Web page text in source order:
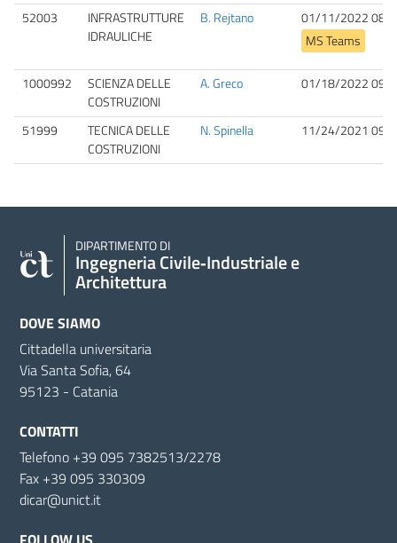
52003
INFRASTRUTTURE
IDRAULICHE
B. Rejtano
01/11/2022
MS Teams
1000992
SCIENZA DELLE
COSTRUZIONI
A. Greco 01/18/2022
51999
TECNICA DELLE
COSTRUZIONI
N. Spinella 11/24/2021
DIPARTIMENTO DI
Ingegneria Civile‑Industriale e
Architettura
DOVE SIAMO
Cittadella universitaria
Via Santa Sofia, 64
95123 - Catania
CONTATTI
Telefono +39 095 7382513/2278
Fax +39 095 330309
dicar@unict.it